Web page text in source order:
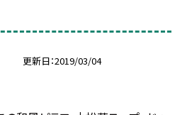
更新日 2019/03/04